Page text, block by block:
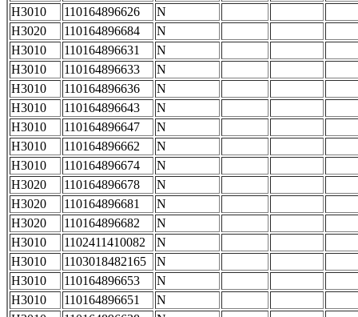
H3010
110164896626
N
H3020
110164896684
N
H3010
110164896631
N
H3010
110164896633
N
H3010
110164896636
N
H3010
110164896643
N
H3010
110164896647
N
H3010
110164896662
N
H3010
110164896674
N
H3020
110164896678
N
H3020
110164896681
N
H3020
110164896682
N
H3010
1102411410082
N
H3010
1103018482165
N
H3010
110164896653
N
H3010
110164896651
N